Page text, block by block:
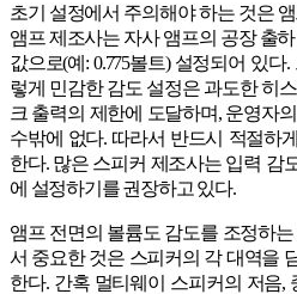
초기 설정에서 주의해야 하는 것은
앰프 제조사는 자사 앰프의 공장 출
값으로(예: 0.775볼트) 설정되어 있다
렇게 민감한 감도 설정은 과도한 히
크 출력의 제한에 도달하며, 운영자
수밖에 없다. 따라서 반드시 적절하
한다. 많은 스피커 제조사는 입력 감
에 설정하기를 권장하고 있다.
앰프 전면의 볼륨도 감도를 조정하
서 중요한 것은 스피커의 각 대역을
한다. 간혹 멀티웨이 스피커의 저음,